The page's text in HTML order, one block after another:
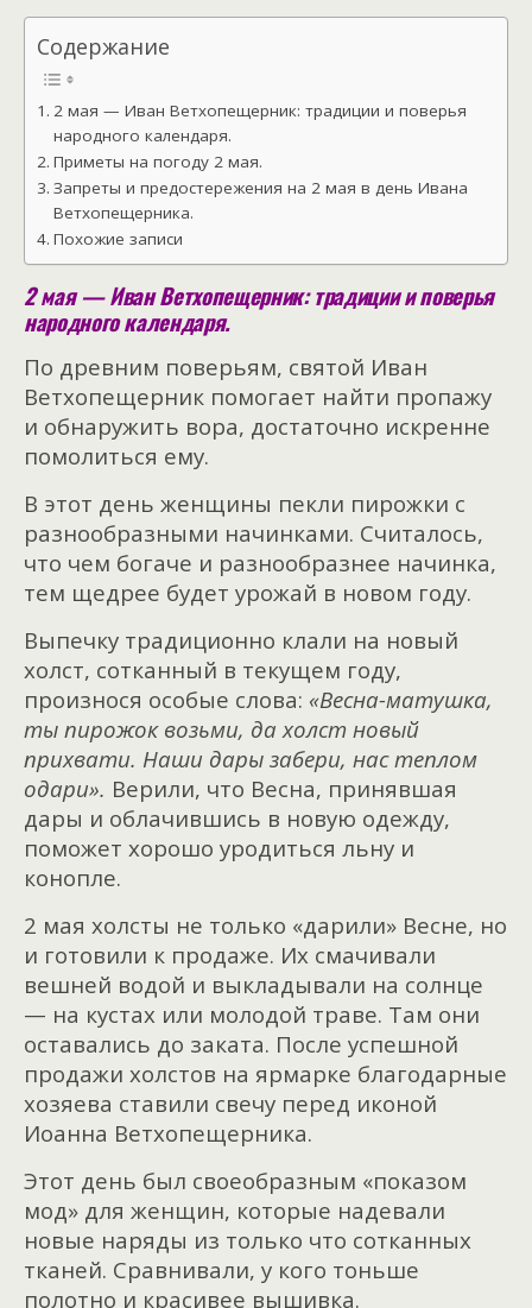
Содержание
2 мая — Иван Ветхопещерник: традиции и поверья
народного календаря.
Приметы на погоду 2 мая.
Запреты и предостережения на 2 мая в день Ивана
Ветхопещерника.
Похожие записи
2 мая — Иван Ветхопещерник: традиции и поверья
народного календаря.
По древним поверьям, святой Иван
Ветхопещерник помогает найти пропажу
и обнаружить вора, достаточно искренне
помолиться ему.
В этот день женщины пекли пирожки с
разнообразными начинками. Считалось,
что чем богаче и разнообразнее начинка,
тем щедрее будет урожай в новом году.
Выпечку традиционно клали на новый
холст, сотканный в текущем году,
произнося особые слова: «Весна-матушка,
ты пирожок возьми, да холст новый
прихвати. Наши дары забери, нас теплом
одари». Верили, что Весна, принявшая
дары и облачившись в новую одежду,
поможет хорошо уродиться льну и
конопле.
2 мая холсты не только «дарили» Весне, но
и готовили к продаже. Их смачивали
вешней водой и выкладывали на солнце
— на кустах или молодой траве. Там они
оставались до заката. После успешной
продажи холстов на ярмарке благодарные
хозяева ставили свечу перед иконой
Иоанна Ветхопещерника.
Этот день был своеобразным «показом
мод» для женщин, которые надевали
новые наряды из только что сотканных
тканей. Сравнивали, у кого тоньше
полотно и красивее вышивка.